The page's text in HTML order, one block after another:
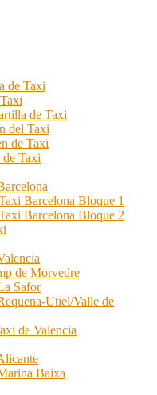
de la cartilla del taxi
para aprobar la cartilla
la cartilla, Examen Taxi es
de Taxi
de Taxi
del Taxi
de Taxi
Taxi
Barcelona Bloque 1
Barcelona Bloque 2
de Morvedre
Safor
Utiel/Valle de
de Valencia
Baixa